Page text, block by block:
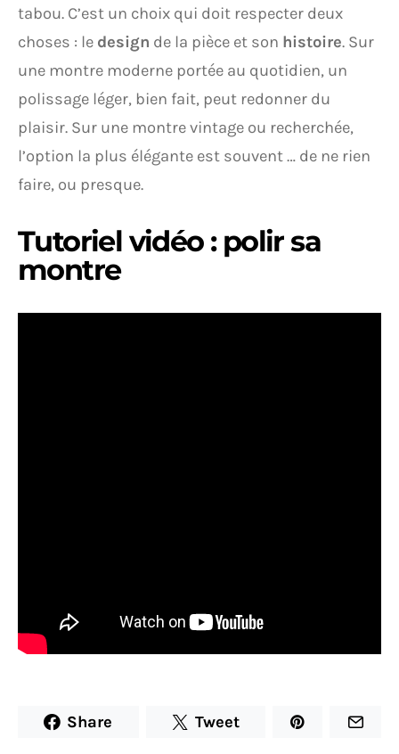
tabou. C’est un choix qui doit respecter deux
choses : le design de la pièce et son histoire. Sur
une montre moderne portée au quotidien, un
polissage léger, bien fait, peut redonner du
plaisir. Sur une montre vintage ou recherchée,
l’option la plus élégante est souvent … de ne rien
faire, ou presque.
Tutoriel vidéo : polir sa
montre
Share Tweet